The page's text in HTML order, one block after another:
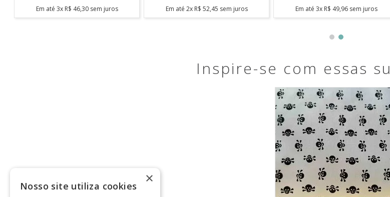
Em até 3x R$ 46,30sem juros Em até 2x R$ 52,45 sem juros Em até 3x R$ 49,96sem juros
Inspire-se com essas
×
Nosso site utiliza cookies